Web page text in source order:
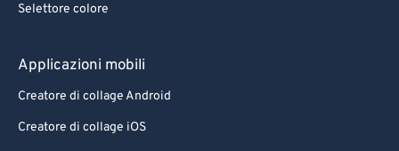
Selettore colore
Applicazioni mobili
Creatore di collage Android
Creatore di collage iOS